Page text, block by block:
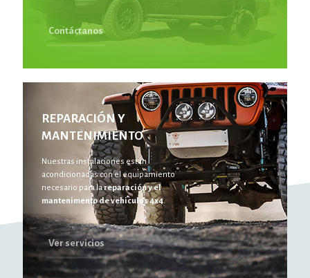
Contáctanos
REPARACIÓN Y
MANTENIMIENTO
Nuestras instalaciones están
acondicionadas con el equipamiento
necesario para lareparación y el
mantenimento de vehiculos 4x4.
Ver servicios